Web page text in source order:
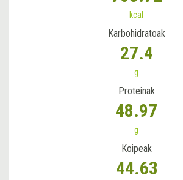
kcal
Karbohidratoak
27.4
g
Proteinak
48.97
g
Koipeak
44.63